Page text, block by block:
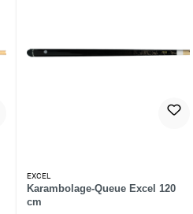
EXCEL
Karambolage-Queue Excel 120
cm